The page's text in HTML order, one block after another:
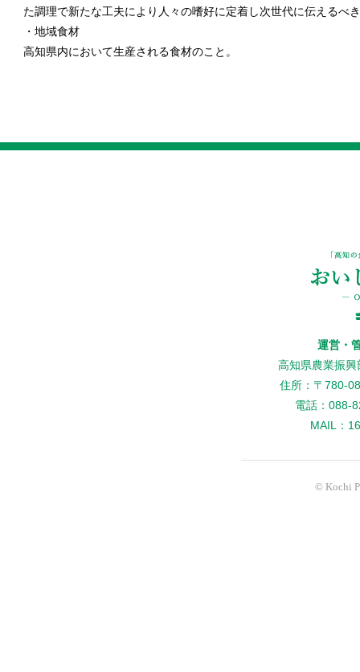
た調理で新たな工夫により人々の嗜好に定着し次世代に伝えるべ
・地域食材
高知県内において生産される食材のこと。
運営・
高知県農業振
住所：〒780-
電話：088-
MAIL：
© Kochi